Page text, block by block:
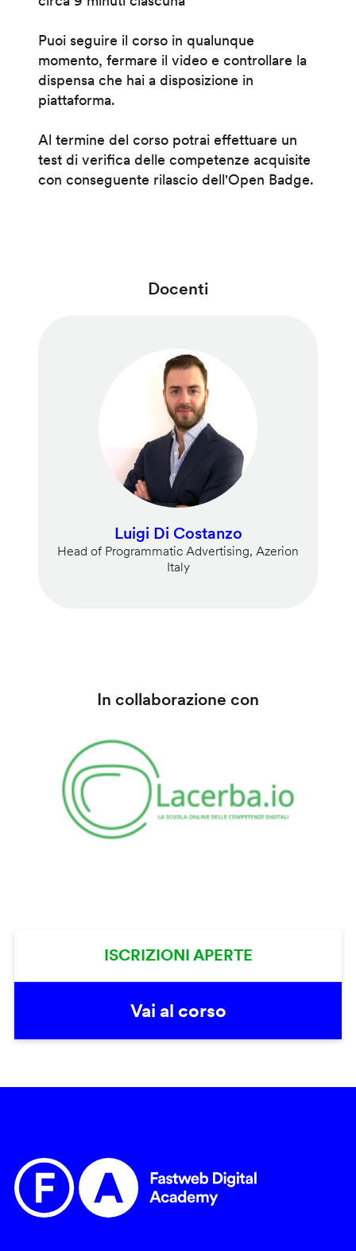
Puoi seguire il corso in qualunque
momento, fermare il video e controllare la
dispensa che hai a disposizione in
piattaforma.
Al termine del corso potrai effettuare un
test di verifica delle competenze acquisite
con conseguente rilascio dell'Open Badge.
Docenti
Luigi Di Costanzo
Head of Programmatic Advertising, Azerion
Italy
In collaborazione con
ISCRIZIONI APERTE
Vai al corso